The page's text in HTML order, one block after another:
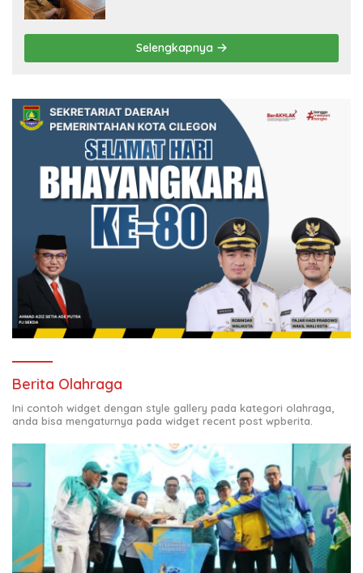
Selengkapnya
Berita Olahraga
Ini contoh widget dengan style gallery pada kategori olahraga,
anda bisa mengaturnya pada widget recent post wpberita.